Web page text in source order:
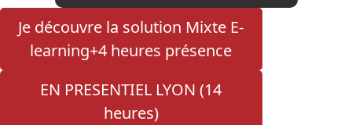
Je découvre la solution Mixte E-
learning+4 heures présence
EN PRESENTIEL LYON (14
heures)